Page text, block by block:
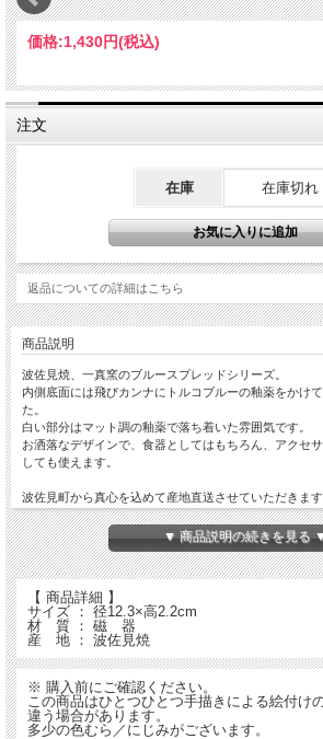
価格:1,430円(税込)
注文
在庫 在庫切れ
返品についての詳細はこちら
商品説明
波佐見焼、一真窯のブルースプレッドシリーズ。
内側底面には飛びカンナにトルコブルーの釉薬をかけ
た。
白い部分はマット調の釉薬で落ち着いた雰囲気です。
お洒落なデザインで、食器としてはもちろん、アクセ
しても使えます。
波佐見町から真心を込めて産地直送させていただきます
▼ 商品説明の続きを見る
【 商品詳細 】
サイズ ： 径12.3×高2.2cm
材 質 ： 磁 器
産 地 ： 波佐見焼
※ 購入前にご確認ください。
この商品はひとつひとつ手描きによる絵付け
違う場合があります。
多少の色むら／にじみがございます。